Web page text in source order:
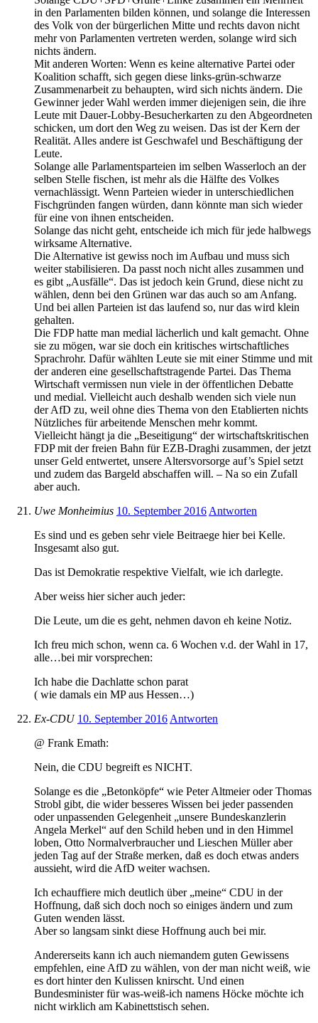
in den Parlamenten bilden können, und solange die Interessen
des Volk von der bürgerlichen Mitte und rechts davon nicht
mehr von Parlamenten vertreten werden, solange wird sich
nichts ändern.
Mit anderen Worten: Wenn es keine alternative Partei oder
Koalition schafft, sich gegen diese links-grün-schwarze
Zusammenarbeit zu behaupten, wird sich nichts ändern. Die
Gewinner jeder Wahl werden immer diejenigen sein, die ihre
Leute mit Dauer-Lobby-Besucherkarten zu den Abgeordneten
schicken, um dort den Weg zu weisen. Das ist der Kern der
Realität. Alles andere ist Geschwafel und Beschäftigung der
Leute.
Solange alle Parlamentsparteien im selben Wasserloch an der
selben Stelle fischen, ist mehr als die Hälfte des Volkes
vernachlässigt. Wenn Parteien wieder in unterschiedlichen
Fischgründen fangen würden, dann könnte man sich wieder
für eine von ihnen entscheiden.
Solange das nicht geht, entscheide ich mich für jede halbwegs
wirksame Alternative.
Die Alternative ist gewiss noch im Aufbau und muss sich
weiter stabilisieren. Da passt noch nicht alles zusammen und
es gibt „Ausfälle“. Das ist jedoch kein Grund, diese nicht zu
wählen, denn bei den Grünen war das auch so am Anfang.
Und bei allen Parteien ist das laufend so, nur das wird klein
gehalten.
Die FDP hatte man medial lächerlich und kalt gemacht. Ohne
sie zu mögen, war sie doch ein kritisches wirtschaftliches
Sprachrohr. Dafür wählten Leute sie mit einer Stimme und mit
der anderen eine gesellschaftstragende Partei. Das Thema
Wirtschaft vermissen nun viele in der öffentlichen Debatte
und medial. Vielleicht auch deshalb wenden sich viele nun
der AfD zu, weil ohne dies Thema von den Etablierten nichts
Nützliches für arbeitende Menschen mehr kommt.
Vielleicht hängt ja die „Beseitigung“ der wirtschaftskritischen
FDP mit der freien Bahn für EZB-Draghi zusammen, der jetzt
unser Geld entwertet, unsere Altersvorsorge auf’s Spiel setzt
und zudem das Bargeld abschaffen will. – Na so ein Zufall
aber auch.
Uwe Monheimius 10. September 2016 Antworten
Es sind und es geben sehr viele Beitraege hier bei Kelle.
Insgesamt also gut.
Das ist Demokratie respektive Vielfalt, wie ich darlegte.
Aber weiss hier sicher auch jeder:
Die Leute, um die es geht, nehmen davon eh keine Notiz.
Ich freu mich schon, wenn ca. 6 Wochen v.d. der Wahl in 17,
alle…bei mir vorsprechen:
Ich habe die Dachlatte schon parat
( wie damals ein MP aus Hessen…)
Ex-CDU 10. September 2016 Antworten
@ Frank Emath:
Nein, die CDU begreift es NICHT.
Solange es die „Betonköpfe“ wie Peter Altmeier oder Thomas
Strobl gibt, die wider besseres Wissen bei jeder passenden
oder unpassenden Gelegenheit „unsere Bundeskanzlerin
Angela Merkel“ auf den Schild heben und in den Himmel
loben, Otto Normalverbraucher und Lieschen Müller aber
jeden Tag auf der Straße merken, daß es doch etwas anders
aussieht, wird die AfD weiter wachsen.
Ich echauffiere mich deutlich über „meine“ CDU in der
Hoffnung, daß sich doch noch so einiges ändern und zum
Guten wenden lässt.
Aber so langsam sinkt diese Hoffnung auch bei mir.
Andererseits kann ich auch niemandem guten Gewissens
empfehlen, eine AfD zu wählen, von der man nicht weiß, wie
es dort hinter den Kulissen knirscht. Und einen
Bundesminister für was-weiß-ich namens Höcke möchte ich
nicht wirklich am Kabinettstisch sehen.